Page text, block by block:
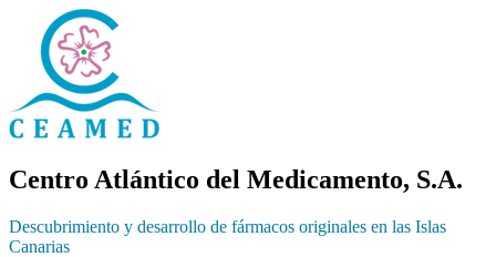
contenido
Centro Atlántico del Medicamento, S.A.
Descubrimiento y desarrollo de fármacos originales en las Islas
Canarias